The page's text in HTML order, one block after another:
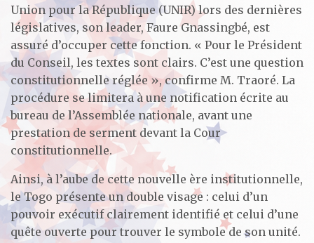
Union pour la République (UNIR) lors des dernières
législatives, son leader, Faure Gnassingbé, est
assuré d’occuper cette fonction. « Pour le Président
du Conseil, les textes sont clairs. C’est une question
constitutionnelle réglée », confirme M. Traoré. La
procédure se limitera à une notification écrite au
bureau de l’Assemblée nationale, avant une
prestation de serment devant la Cour
constitutionnelle.
Ainsi, à l’aube de cette nouvelle ère institutionnelle,
le Togo présente un double visage : celui d’un
pouvoir exécutif clairement identifié et celui d’une
quête ouverte pour trouver le symbole de son unité.